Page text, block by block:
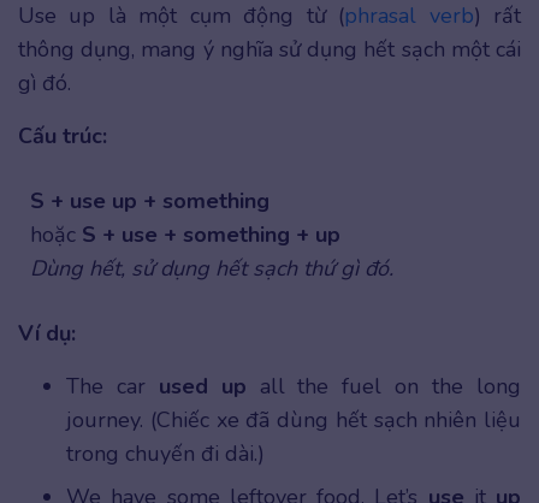
Use up là một cụm động từ (phrasal verb) rất
thông dụng, mang ý nghĩa sử dụng hết sạch một cái
gì đó.
Cấu trúc:
S + use up + something
hoặc S + use + something + up
Dùng hết, sử dụng hết sạch thứ gì đó.
Ví dụ:
The car used up all the fuel on the long
journey. (Chiếc xe đã dùng hết sạch nhiên liệu
trong chuyến đi dài.)